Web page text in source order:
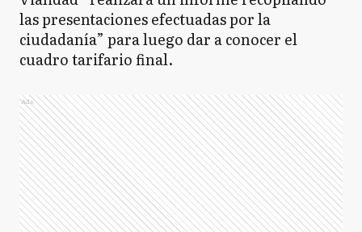
las presentaciones efectuadas por la
ciudadanía” para luego dar a conocer el
cuadro tarifario final.
Ads